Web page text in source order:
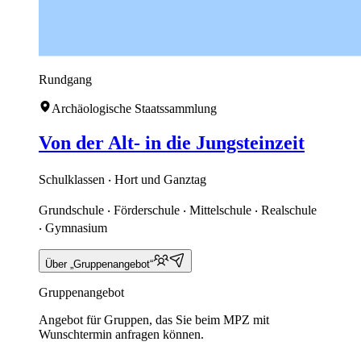
Rundgang
Archäologische Staatssammlung
Von der Alt- in die Jungsteinzeit
Schulklassen ‧ Hort und Ganztag
Grundschule ‧ Förderschule ‧ Mittelschule ‧ Realschule
‧ Gymnasium
Über „Gruppenangebot“
Gruppenangebot
Angebot für Gruppen, das Sie beim MPZ mit
Wunschtermin anfragen können.